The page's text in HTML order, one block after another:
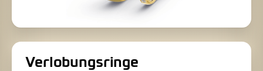
Verlobungsringe